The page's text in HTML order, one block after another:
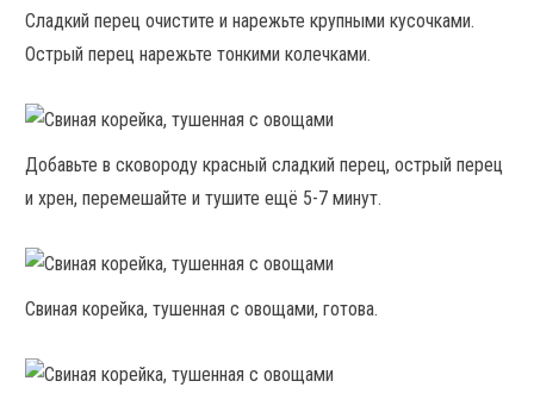
Сладкий перец очистите и нарежьте крупными кусочками.
Острый перец нарежьте тонкими колечками.
Добавьте в сковороду красный сладкий перец, острый перец
и хрен, перемешайте и тушите ещё 5-7 минут.
Свиная корейка, тушенная с овощами, готова.